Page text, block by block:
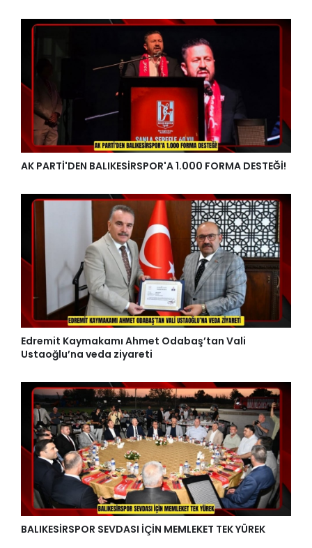
AK PARTİ'DEN BALIKESİRSPOR'A 1.000 FORMA DESTEĞİ!
Edremit Kaymakamı Ahmet Odabaş’tan Vali
Ustaoğlu’na veda ziyareti
BALIKESİRSPOR SEVDASI İÇİN MEMLEKET TEK YÜREK